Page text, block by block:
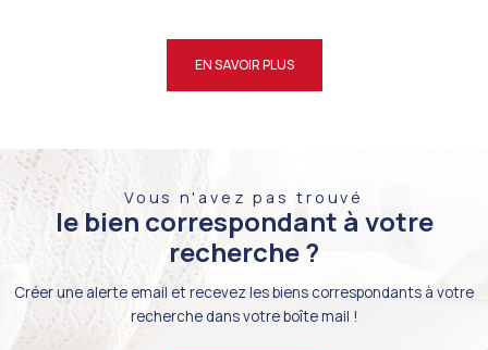
EN SAVOIR PLUS
Vous n'avez pas trouvé
le bien correspondant à votre
recherche ?
Créer une alerte email et recevez les biens correspondants à votre
recherche dans votre boîte mail !